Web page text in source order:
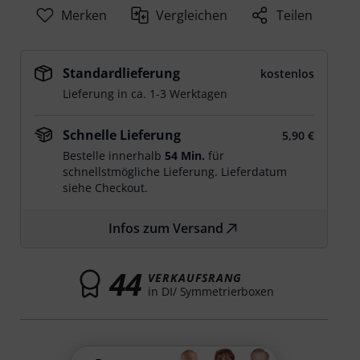
Merken Vergleichen Teilen
Standardlieferung
kostenlos
Lieferung in ca. 1-3 Werktagen
Schnelle Lieferung
5,90 €
Bestelle innerhalb 54 Min. für
schnellstmögliche Lieferung. Lieferdatum
siehe Checkout.
Infos zum Versand
44 VERKAUFSRANG
in DI/ Symmetrierboxen